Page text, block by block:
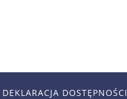
DEKLARACJA DOSTĘPNOŚCI